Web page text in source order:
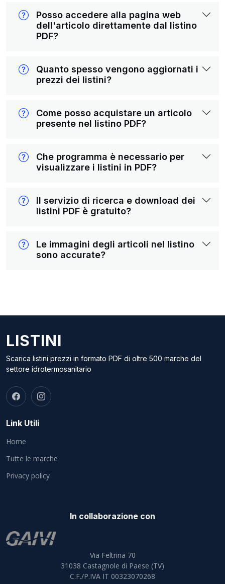
Posso accedere alla pagina web
dell'articolo direttamente dal listino
PDF?
Quanto spesso vengono aggiornati i
prezzi dei listini?
Come posso acquistare un articolo
presente nel listino PDF?
Che programma è necessario per
visualizzare i listini in PDF?
Il servizio di ricerca e download dei
listini PDF è gratuito?
Le immagini degli articoli nel listino
sono accurate?
LISTINI
Scarica listini prezzi in formato PDF di oltre 500 marche del
settore idrotermosanitario
Link Utili
Home
Tutte le marche
Privacy policy
In collaborazione con
Via Feltrina 70
31038 Castagnole di Paese (TV)
C.F./P.IVA IT 00323070268